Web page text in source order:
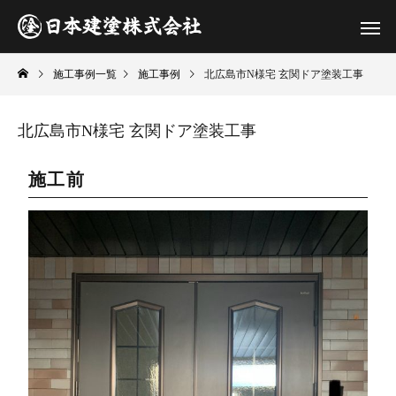
施工事例一覧 施工事例 北広島市N様宅 玄関ドア塗装工事
北広島市N様宅 玄関ドア塗装工事
施工前